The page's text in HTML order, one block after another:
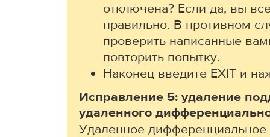
отключена? Если да, вы
правильно. В противном
проверить написанные
повторить попытку.
Наконец введите EXIT и
Исправление 5: удаление
удаленного
Удаленное дифференциальное